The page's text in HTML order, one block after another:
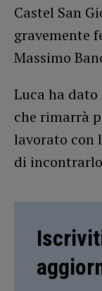
Castel San
gravemente
Massimo
Luca ha
che rimarrà
lavorato con
di